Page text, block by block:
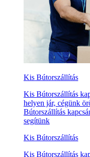
Kis Bútorszállítás
Kis Bútorszállítás
helyen jár, cégünk
Bútorszállítás
segítünk
Kis Bútorszállítás
Kis Bútorszállítás